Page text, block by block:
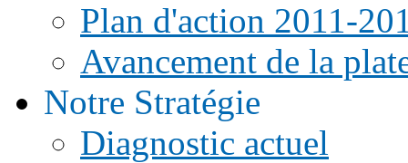
Plan d'action 2011-
Avancement de la
Notre Stratégie
Diagnostic actuel